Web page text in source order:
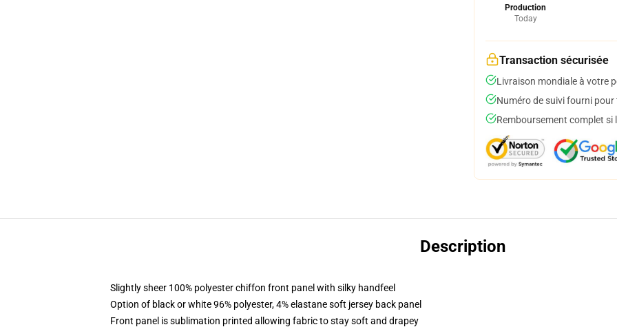
Production
Today
Transaction sécurisée
Livraison mondiale à votre
Numéro de suivi fourni pour
Remboursement complet si
Description
Slightly sheer 100% polyester chiffon front panel with silky handfeel
Option of black or white 96% polyester, 4% elastane soft jersey back panel
Front panel is sublimation printed allowing fabric to stay soft and drapey